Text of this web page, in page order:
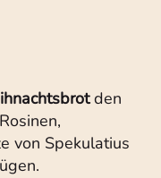
den
von Spekulatius